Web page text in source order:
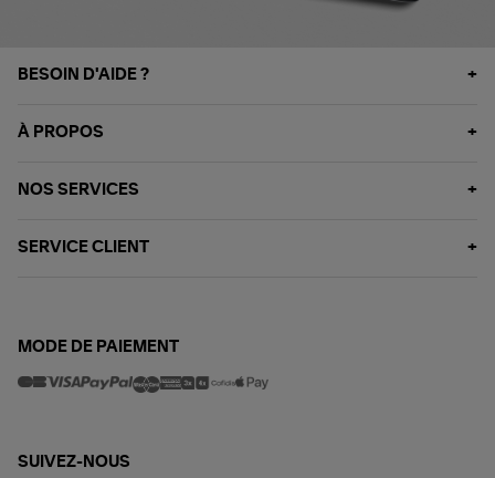
BESOIN D'AIDE ?
À PROPOS
NOS SERVICES
SERVICE CLIENT
MODE DE PAIEMENT
SUIVEZ-NOUS